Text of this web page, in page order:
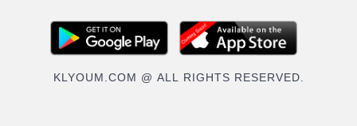
KLYOUM.COM @ ALL RIGHTS RESERVED.